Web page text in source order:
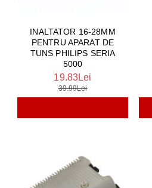
INALTATOR 16-28MM
PENTRU APARAT DE
TUNS PHILIPS SERIA
5000
19.83Lei
39.99Lei